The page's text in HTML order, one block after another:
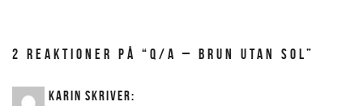
2 REAKTIONER PÅ “Q/A – BRUN UTAN SOL”
KARIN SKRIVER: